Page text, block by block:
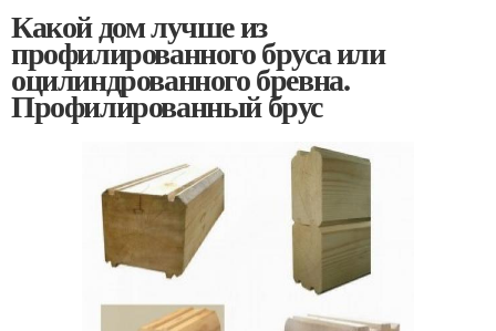
Какой дом лучше из
профилированного бруса или
оцилиндрованного бревна.
Профилированный брус